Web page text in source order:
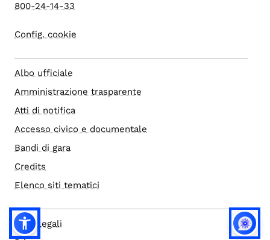
800-24-14-33
Config. cookie
Albo ufficiale
Amministrazione trasparente
Atti di notifica
Accesso civico e documentale
Bandi di gara
Credits
Elenco siti tematici
Note legali